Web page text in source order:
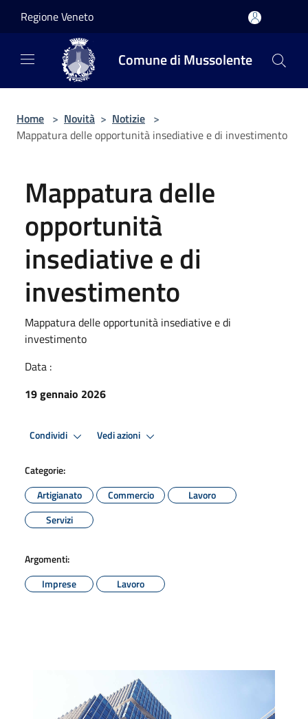
Regione Veneto
Comune di Mussolente
Home > Novità > Notizie >
Mappatura delle opportunità insediative e di investimento
Mappatura delle
opportunità
insediative e di
investimento
Mappatura delle opportunità insediative e di
investimento
Data :
19 gennaio 2026
Condividi Vedi azioni
Categorie:
Artigianato
Commercio
Lavoro
Servizi
Argomenti:
Imprese
Lavoro